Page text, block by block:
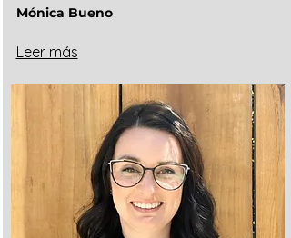
Mónica Bueno
Leer más